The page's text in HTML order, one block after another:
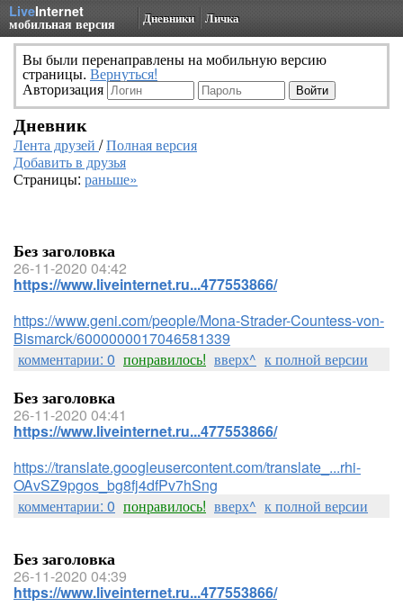
LiveInternet
мобильная версия Дневники Личка
Вы были перенаправлены на мобильную версию
страницы. Вернуться!
Авторизация
Дневник
Лента друзей /Полная версия
Добавить в друзья
Страницы: раньше»
Без заголовка
26-11-2020 04:42
https://www.liveinternet.ru...477553866/
https://www.geni.com/people/Mona-Strader-Countess-von-
Bismarck/6000000017046581339
комментарии: 0 понравилось! вверх^ к полной версии
Без заголовка
26-11-2020 04:41
https://www.liveinternet.ru...477553866/
https://translate.googleusercontent.com/translate_...rhi-
OAvSZ9pgos_bg8fj4dfPv7hSng
комментарии: 0 понравилось! вверх^ к полной версии
Без заголовка
26-11-2020 04:39
https://www.liveinternet.ru...477553866/